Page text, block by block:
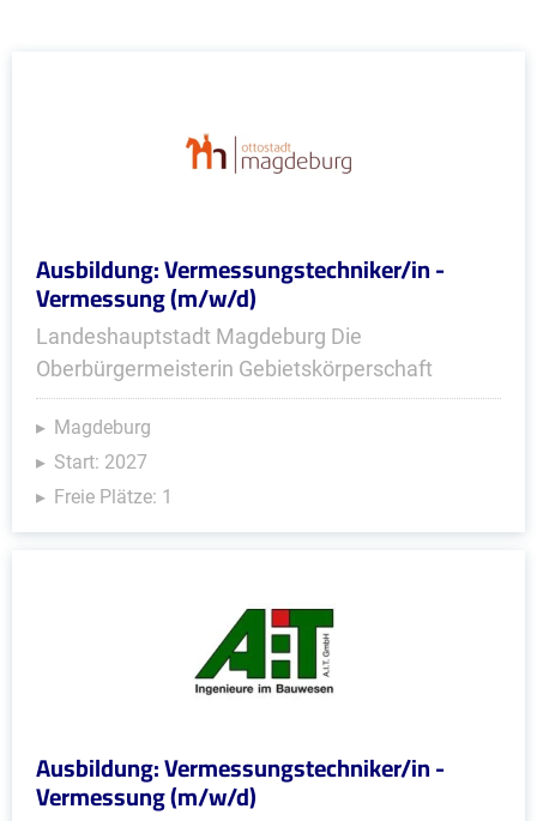
Ausbildung: Vermessungstechniker/in -
Vermessung (m/w/d)
Landeshauptstadt Magdeburg Die
Oberbürgermeisterin Gebietskörperschaft
Magdeburg
Start: 2027
Freie Plätze: 1
Ausbildung: Vermessungstechniker/in -
Vermessung (m/w/d)